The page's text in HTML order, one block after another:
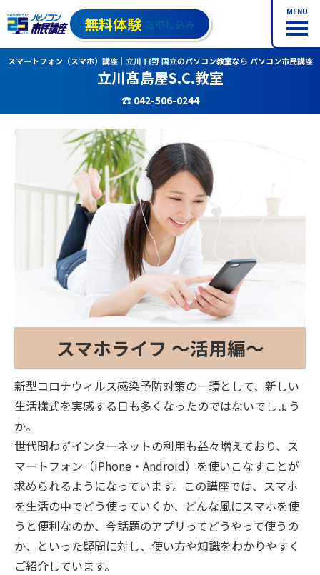
MENU
無料体験 お申し込み
スマートフォン（スマホ）講座｜立川 日野 国立のパソコン教室なら パソコン市民講座
立川髙島屋S.C.教室
☎ 042-506-0244
スマホライフ ～活用編～
新型コロナウィルス感染予防対策の一環として、新しい
生活様式を実感する日も多くなったのではないでしょう
か。
世代問わずインターネットの利用も益々増えており、ス
マートフォン（iPhone・Android）を使いこなすことが
求められるようになっています。この講座では、スマホ
を生活の中でどう使っていくか、どんな風にスマホを使
うと便利なのか、今話題のアプリってどうやって使うの
か、といった疑問に対し、使い方や知識をわかりやすく
ご紹介しています。